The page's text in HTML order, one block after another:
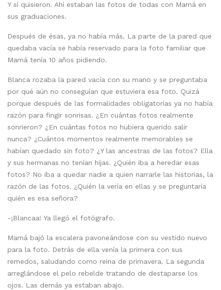
Y sí quisieron. Ahí estaban las fotos de todas con Mamá en
sus graduaciones.
Después de ésas, ya no había más. La parte de la pared que
quedaba vacía se había reservado para la foto familiar que
Mamá tenía 10 años pidiendo.
Blanca rozaba la pared vacía con su mano y se preguntaba
por qué aún no conseguían que estuviera esa foto. Quizá
porque después de las formalidades obligatorias ya no había
razón para fingir sonrisas. ¿En cuántas fotos realmente
sonrieron? ¿En cuántas fotos no hubiera querido salir
nunca? ¿Cuántos momentos realmente memorables se
habían quedado sin foto? ¿Y las ancestras de las fotos? Ella
y sus hermanas no tenían hijas. ¿Quién iba a heredar esas
fotos? No iba a quedar nadie a quien narrarle las historias, la
razón de las fotos. ¿Quién la vería en ellas y se preguntaría
quién es esa señora?
-¡Blancaa! Ya llegó el fotógrafo.
Mamá bajó la escalera pavoneándose con su vestido nuevo
para la foto. Detrás de ella venía la primera con sus
remedos, saludando como reina de primavera. La segunda
arreglándose el pelo rebelde tratando de destaparse los
ojos. Las demás ya estaban abajo.